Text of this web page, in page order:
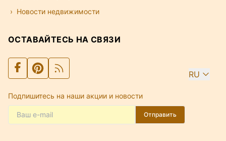
Новости недвижимости
ОСТАВАЙТЕСЬ НА СВЯЗИ
RU
Подпишитесь на наши акции и новости
Отправить